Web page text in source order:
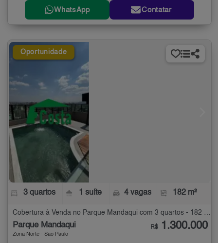
WhatsApp Contatar
Oportunidade
3 quartos 1 suíte 4 vagas 182 m²
Cobertura à Venda no Parque Mandaqui com 3 quartos - 182 m²
Parque Mandaqui
Zona Norte - São Paulo
R$ 1.300.000